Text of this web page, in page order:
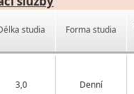
studia Forma studia
3,0 Denní